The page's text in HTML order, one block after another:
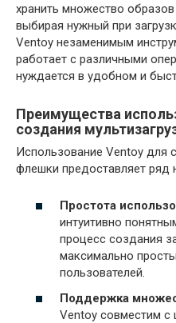
хранить множество
выбирая нужный при
Ventoy незаменимым
работает с различными
нуждается в удобном и
Преимущества
создания
Использование Ventoy для
флешки предоставляет ряд
Простота
интуитивно
процесс создания
максимально
пользователей.
Поддержка
Ventoy совместим с